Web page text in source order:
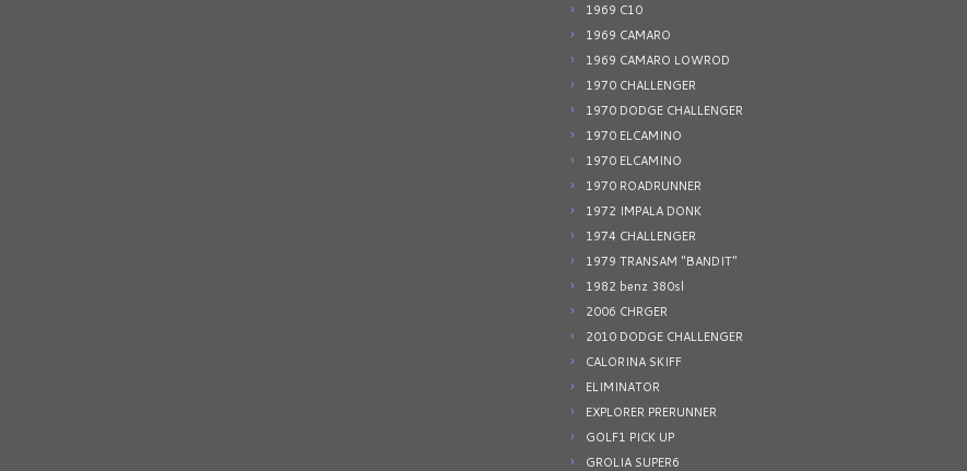
1969 C10
1969 CAMARO
1969 CAMARO LOWROD
1970 CHALLENGER
1970 DODGE CHALLENGER
1970 ELCAMINO
1970 ELCAMINO
1970 ROADRUNNER
1972 IMPALA DONK
1974 CHALLENGER
1979 TRANSAM "BANDIT"
1982 benz 380sl
2006 CHRGER
2010 DODGE CHALLENGER
CALORINA SKIFF
ELIMINATOR
EXPLORER PRERUNNER
GOLF1 PICK UP
GROLIA SUPER6